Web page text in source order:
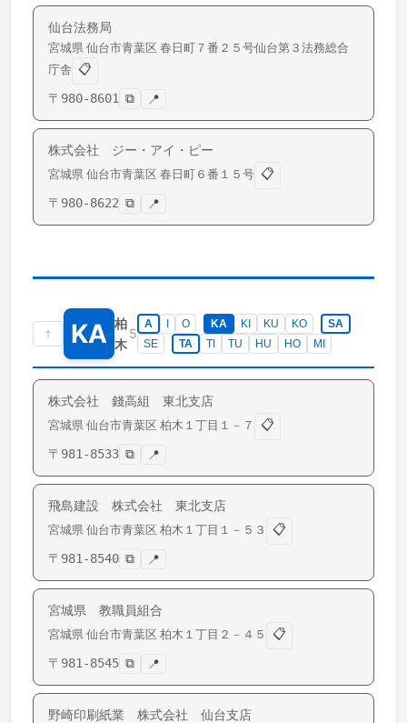
仙台法務局
宮城県 仙台市青葉区 春日町 ７番２５号仙台第３法務総合
庁舎 📋
〒 980-8601 ⧉ 📍
株式会社 ジー・アイ・ピー
宮城県 仙台市青葉区 春日町 ６番１５号 📋
〒 980-8622 ⧉ 📍
↑ KA 柏
木
5
A O KA KI KU KO
SA
SE
TA TI TU HU HO MI
株式会社 錢高組 東北支店
宮城県 仙台市青葉区 柏木 １丁目１－７
📋
〒 981-8533 ⧉ 📍
飛島建設 株式会社 東北支店
宮城県 仙台市青葉区 柏木 １丁目１－５３
📋
〒 981-8540 ⧉ 📍
宮城県 教職員組合
宮城県 仙台市青葉区 柏木 １丁目２－４５
📋
〒 981-8545 ⧉ 📍
野崎印刷紙業 株式会社 仙台支店